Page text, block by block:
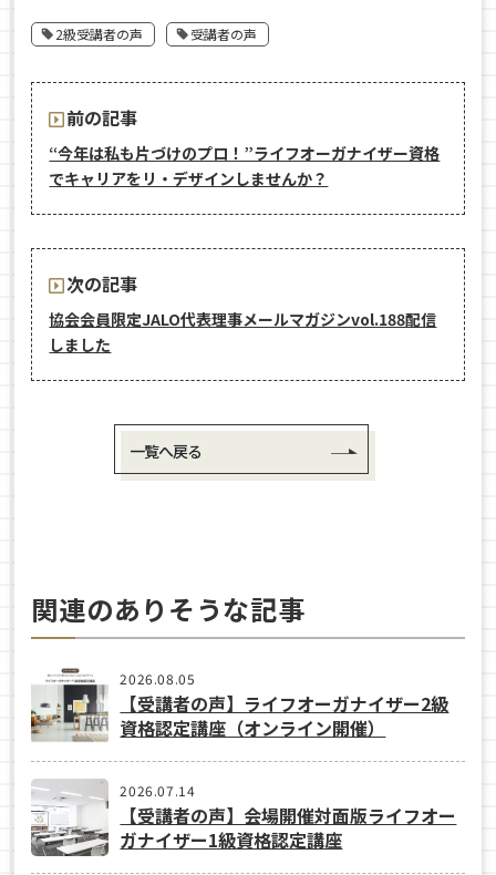
2級受講者の声 受講者の声
前の記事
“今年は私も片づけのプロ！”ライフオーガナイザー資格
でキャリアをリ・デザインしませんか？
次の記事
協会会員限定JALO代表理事メールマガジンvol.188配信
しました
一覧へ戻る
関連のありそうな記事
2026.08.05
【受講者の声】ライフオーガナイザー2級
資格認定講座（オンライン開催）
2026.07.14
【受講者の声】会場開催対面版ライフオー
ガナイザー1級資格認定講座